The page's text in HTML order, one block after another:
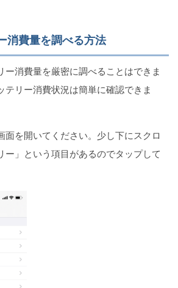
消費量を調べる方法
ー消費量を厳密に調べることはできま
テリー消費状況は簡単に確認できま
面を開いてください。少し下にスクロ
ー」という項目があるのでタップして